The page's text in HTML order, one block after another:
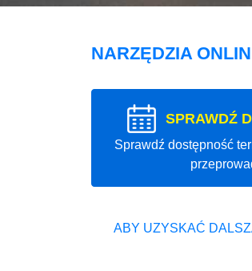
NARZĘDZIA
SPRAWDŹ
Sprawdź dostępność
ABY UZYSKAĆ